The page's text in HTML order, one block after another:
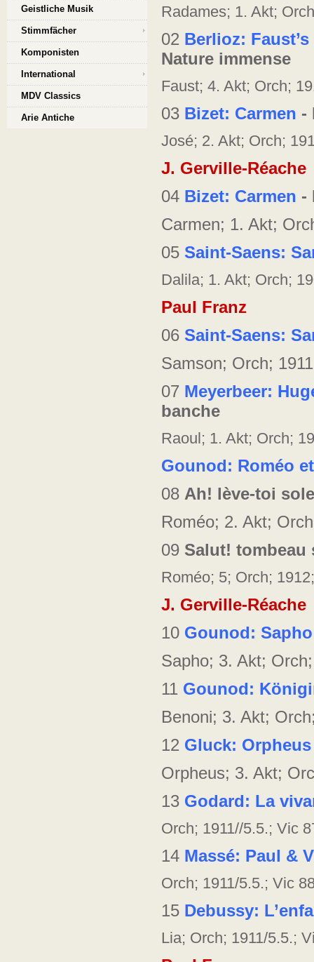
Radames; 1. Akt;
02 Berlioz:
Nature immense
Faust; 4. Akt; Orch;
03 Bizet: Carmen -
José; 2. Akt; Orch;
J. Gerville-Réache
04 Bizet: Carmen -
Carmen; 1. Akt;
05 Saint-Saens:
Dalila; 1. Akt; Orch;
Paul Franz
06 Saint-Saens:
Samson; Orch;
07 Meyerbeer:
banche
Raoul; 1. Akt; Orch;
Gounod: Roméo
08 Ah! lève-toi
Roméo; 2. Akt;
09 Salut! tombeau
Roméo; 5; Orch;
J. Gerville-Réache
10 Gounod: Sapho
Sapho; 3. Akt;
11 Gounod:
Benoni; 3. Akt;
12 Gluck:
Orpheus; 3. Akt;
13 Godard: La
Orch; 1911//5.5.; Vic
14 Massé: Paul &
Orch; 1911/5.5.; Vic
15 Debussy:
Lia; Orch; 1911/5.5.;
Geistliche Musik
Stimmfächer
Komponisten
International
MDV Classics
Arie Antiche